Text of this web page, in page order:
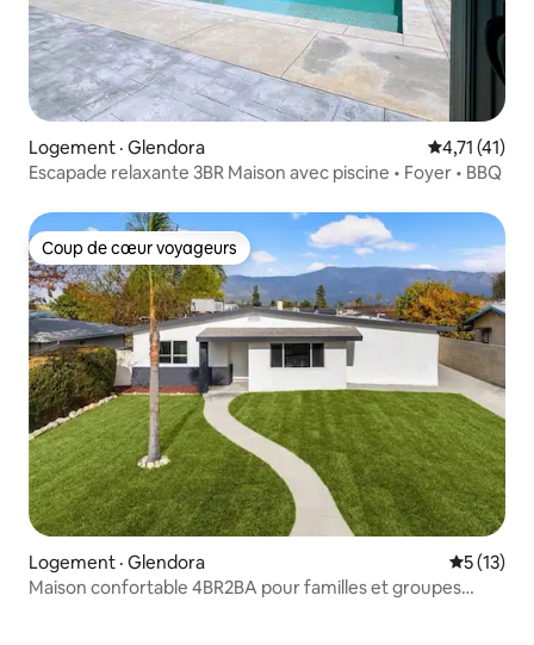
Logement · Glendora Note
4,71 (41)
Escapade relaxante 3BR Maison avec piscine • Foyer • BBQ
Coup de cœur voyageurs
Coup de cœur voyageurs
Logement · Glendora Note
5 (13)
Maison confortable 4BR2BA pour familles et groupes